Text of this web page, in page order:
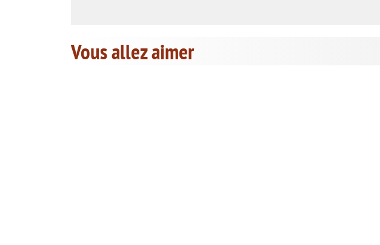
Vous allez aimer